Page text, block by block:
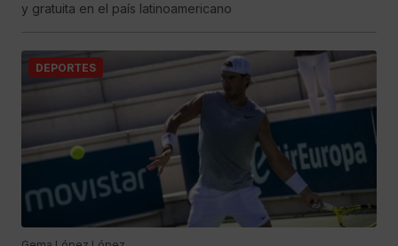
y gratuita en el país latinoamericano
DEPORTES